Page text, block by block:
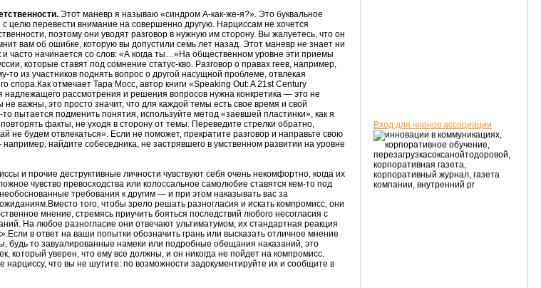
Этот маневр я называю «синдром А-как-же-я?». Это буквальное
целю перевести внимание на совершенно другую. Нарциссам не хочется
поэтому они уводят разговор в нужную им сторону. Вы жалуетесь, что он
вам об ошибке, которую вы допустили семь лет назад. Этот маневр не знает ни
часто начинается со слов: «А когда ты…»На общественном уровне эти приемы
которые ставят под сомнение статус-кво. Разговор о правах геев, например,
то из участников поднять вопрос о другой насущной проблеме, отвлекая
спора.Как отмечает Тара Мосс, автор книги «Speaking Out: A 21st Century
надлежащего рассмотрения и решения вопросов нужна конкретика — это не
важны, это просто значит, что для каждой темы есть свое время и свой
то пытается подменить понятия, используйте метод «заевшей пластинки», как я
факты, не уходя в сторону от темы. Переведите стрелки обратно,
не будем отвлекаться». Если не поможет, прекратите разговор и направьте свою
найдите собеседника, не застрявшего в умственном развитии на уровне
и прочие деструктивные личности чувствуют себя очень некомфортно, когда их
чувство превосходства или колоссальное самолюбие ставятся кем-то под
требования к другим — и при этом наказывать вас за
того, чтобы зрело решать разногласия и искать компромисс, они
мнение, стремясь приучить бояться последствий любого несогласия с
На любое разногласие они отвечают ультиматумом, их стандартная реакция
в ответ на ваши попытки обозначить грань или высказать отличное мнение
будь то завуалированные намеки или подробные обещания наказаний, это
который уверен, что ему все должны, и он никогда не пойдет на компромисс.
нарциссу, что вы не шутите: по возможности задокументируйте их и сообщите в
Вход для членов ассоциации